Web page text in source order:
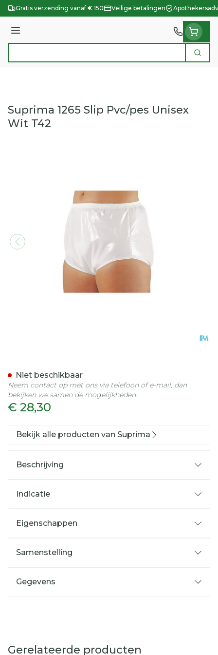
Ga naar de inhoud
Gratis verzending vanaf € 150 Veilige betalingen
Menu
Zoek
Suprima 1265 Slip Pvc/pes Unisex
Wit T42
€ 28,30
Niet beschikbaar
Neem contact op met ons via telefoon of e-mail, dan
bekijken we samen de mogelijkheden.
Bekijk alle producten van Suprima
Beschrijving
Indicatie
Eigenschappen
Samenstelling
Gegevens
Gerelateerde producten